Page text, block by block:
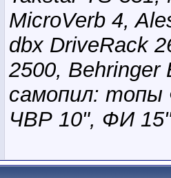
MicroVerb 4,
dbx DriveRack
2500,
самопил:
ЧВР 10", ФИ